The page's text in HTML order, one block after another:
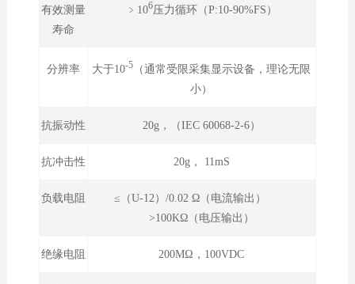
有效测量
寿命
﹥106压力循环（P:10-90%FS）
分辨率 大于10-5
（通常受限采集显示设备，理论无限
小）
抗振动性 20g，（IEC 60068-2-6）
抗冲击性 20g， 11mS
负载电阻
≤（U-12）/0.02 Ω（电流输出）
>100KΩ（电压输出）
绝缘电阻 200MΩ，100VDC